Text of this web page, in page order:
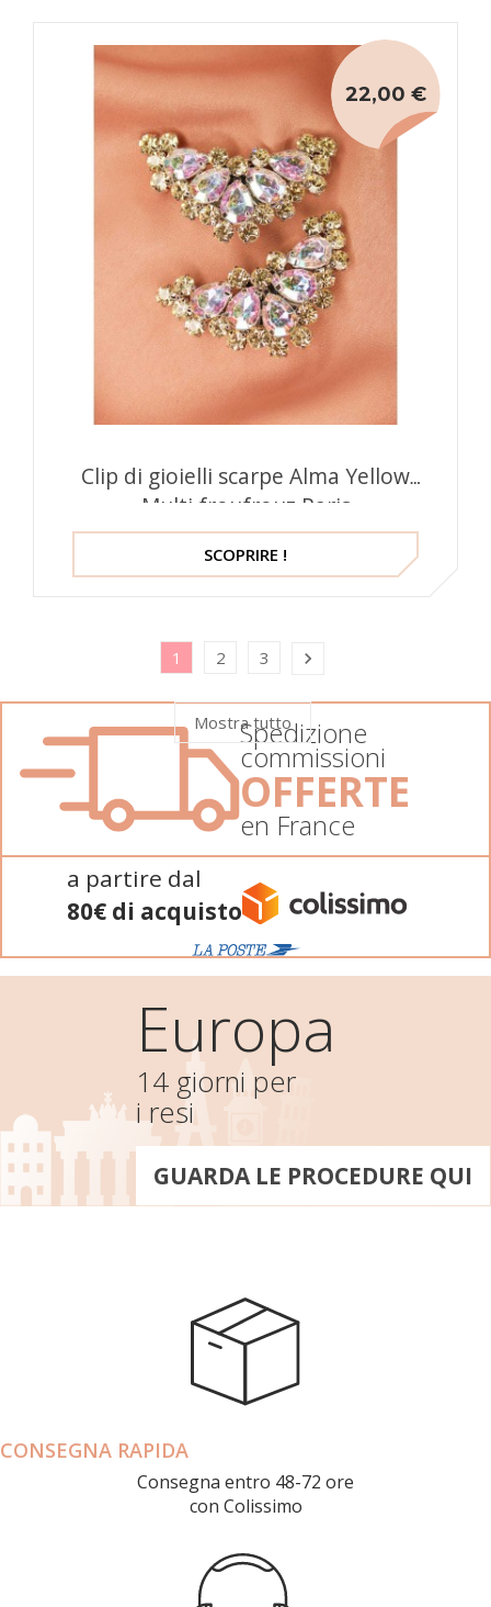
Clip di gioielli scarpe Alma Yellow
Multi froufrouz Paris
22,00 €
SCOPRIRE !
1 2 3 
Mostra tutto
Spedizione
commissioni
OFFERTE
en France
a partire dal
80€ di acquisto
Europa
14 giorni per
i resi
GUARDA LE PROCEDURE QUI
CONSEGNA RAPIDA
Consegna entro 48-72 ore
con Colissimo